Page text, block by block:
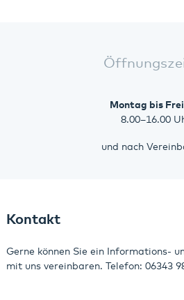
Montag bis
8.00–16.00
und nach
Kontakt
Gerne können Sie ein Informations-
mit uns vereinbaren. Telefon: 06343